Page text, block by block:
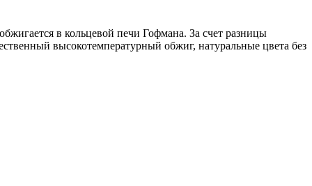
в кольцевой печи Гофмана. За счет разницы
высокотемпературный обжиг, натуральные цвета без